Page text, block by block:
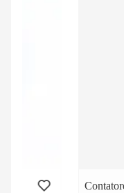
Contatore